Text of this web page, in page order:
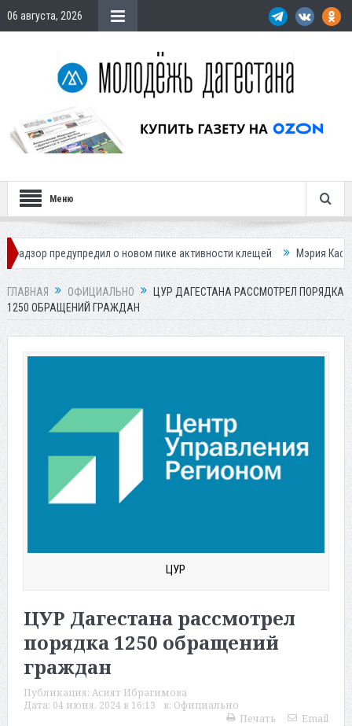
06 августа, 2026
Меню
о новом пике активности клещей Мэрия Каспийска
ГЛАВНАЯ ОФИЦИАЛЬНО
ЦУР ДАГЕСТАНА РАССМОТРЕЛ ПОРЯДКА
1250 ОБРАЩЕНИЙ ГРАЖДАН
ЦУР
ЦУР Дагестана рассмотрел
порядка 1250 обращений
граждан
Публикация: Асият Ибрагимова
Дата: 04 июня, 2024 в 16:13 в: Официально
Печать
Email